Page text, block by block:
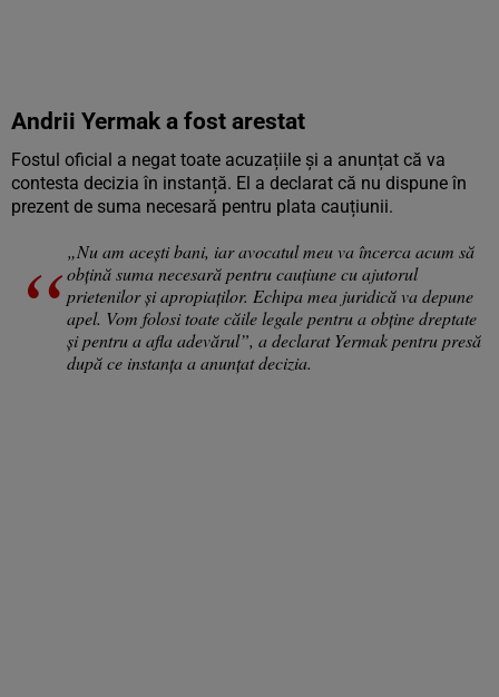
Andrii Yermak a fost arestat
Fostul oficial a negat toate acuzațiile și a anunțat că va
contesta decizia în instanță. El a declarat că nu dispune în
prezent de suma necesară pentru plata cauțiunii.
„Nu am acești bani, iar avocatul meu va încerca acum să
obțină suma necesară pentru cauțiune cu ajutorul
prietenilor și apropiaților. Echipa mea juridică va depune
apel. Vom folosi toate căile legale pentru a obține dreptate
și pentru a afla adevărul”, a declarat Yermak pentru presă
după ce instanța a anunțat decizia.